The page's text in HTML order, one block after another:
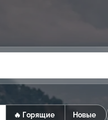
🔥 Горящие Новые